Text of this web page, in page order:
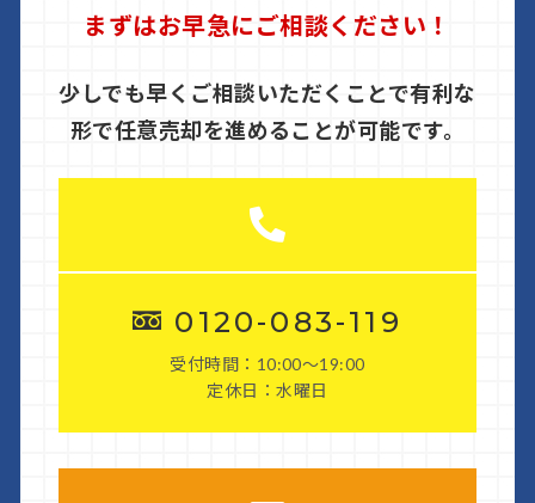
まずはお早急にご相談ください！
少しでも早くご相談いただくことで有利な
形で任意売却を進めることが可能です。
0120-083-119
受付時間：10:00〜19:00
定休日：水曜日